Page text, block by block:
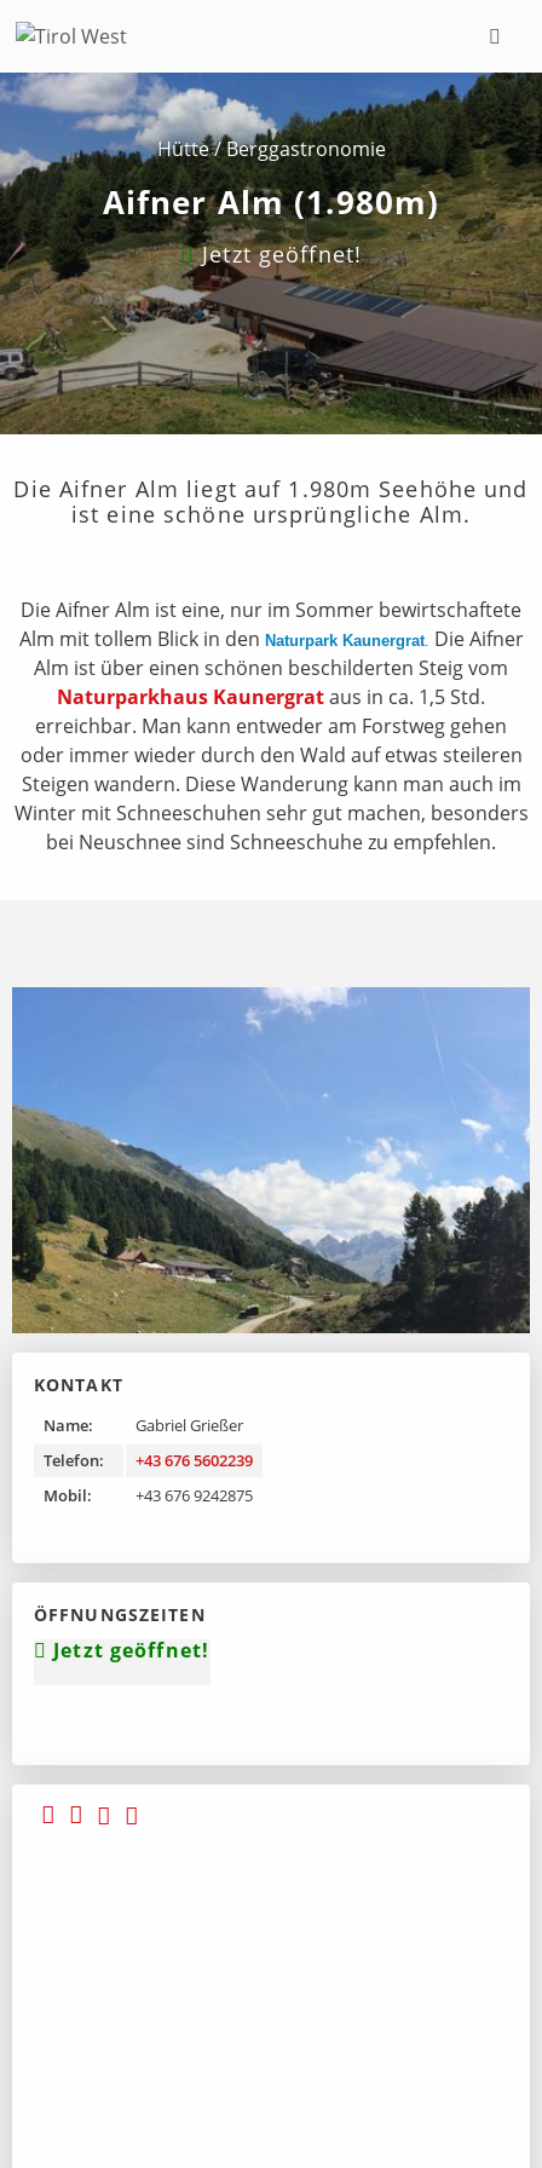
Hütte / Berggastronomie
Aifner Alm (1.980m)
Jetzt geöffnet!
Die Aifner Alm liegt auf 1.980m Seehöhe und
ist eine schöne ursprüngliche Alm.
Die Aifner Alm ist eine, nur im Sommer bewirtschaftete
Alm mit tollem Blick in den Naturpark Kaunergrat. Die Aifner
Alm ist über einen schönen beschilderten Steig vom
Naturparkhaus Kaunergrataus in ca. 1,5 Std.
erreichbar. Man kann entweder am Forstweg gehen
oder immer wieder durch den Wald auf etwas steileren
Steigen wandern. Diese Wanderung kann man auch im
Winter mit Schneeschuhen sehr gut machen, besonders
bei Neuschnee sind Schneeschuhe zu empfehlen.
KONTAKT
Name:
Gabriel Grießer
Telefon:
+43 676 5602239
Mobil:
+43 676 9242875
ÖFFNUNGSZEITEN
Jetzt geöffnet!